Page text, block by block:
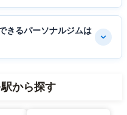
きるパーソナルジムは
から探す